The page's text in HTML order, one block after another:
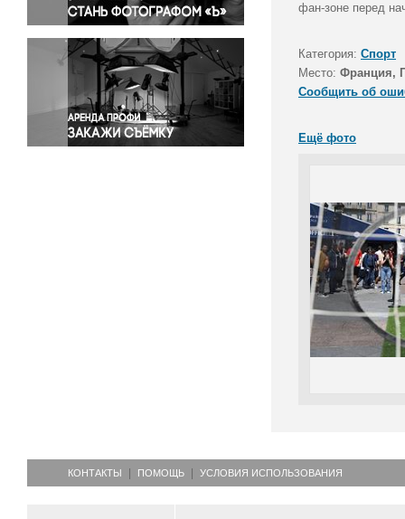
Религия
Светская жизнь
Спорт
Экология
Экономика и бизнес
фан-зоне перед
Категория: Спорт
Место: Франция,
Сообщить об
Ещё фото
КОНТАКТЫ ПОМОЩЬ УСЛОВИЯ ИСПОЛЬЗОВАНИЯ